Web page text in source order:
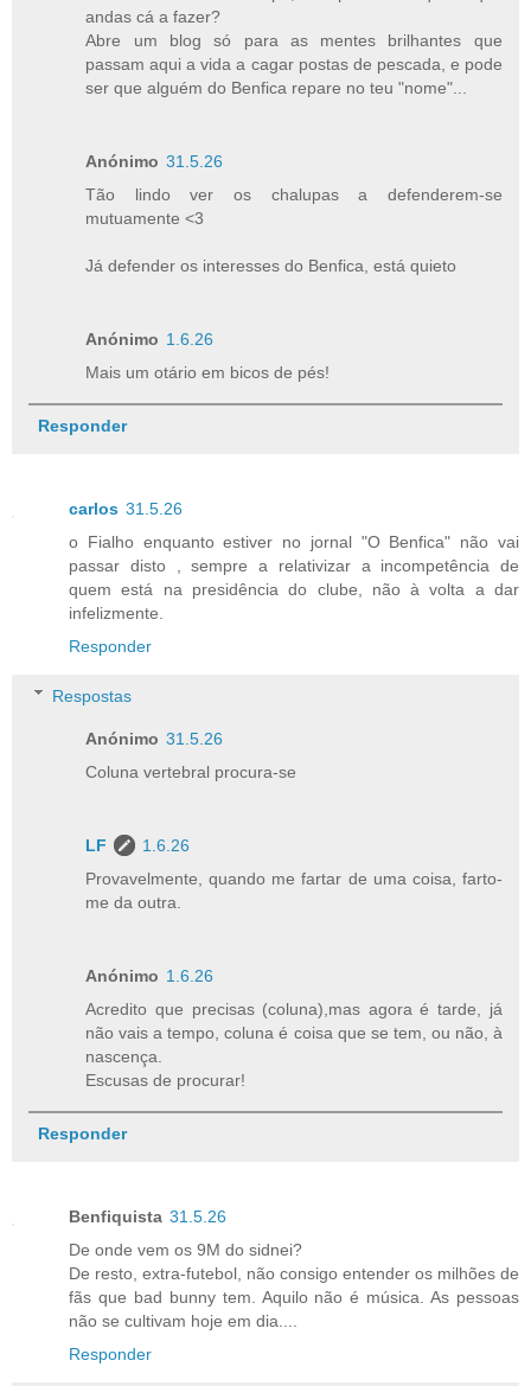
andas cá a fazer?
Abre um blog só para as mentes brilhantes que
passam aqui a vida a cagar postas de pescada, e pode
ser que alguém do Benfica repare no teu "nome"...
Anónimo 31.5.26
Tão lindo ver os chalupas a defenderem-se
mutuamente <3
Já defender os interesses do Benfica, está quieto
Anónimo 1.6.26
Mais um otário em bicos de pés!
Responder
carlos 31.5.26
o Fialho enquanto estiver no jornal "O Benfica" não vai
passar disto , sempre a relativizar a incompetência de
quem está na presidência do clube, não à volta a dar
infelizmente.
Responder
Respostas
Anónimo 31.5.26
Coluna vertebral procura-se
LF
1.6.26
Provavelmente, quando me fartar de uma coisa, farto-
me da outra.
Anónimo 1.6.26
Acredito que precisas (coluna),mas agora é tarde, já
não vais a tempo, coluna é coisa que se tem, ou não, à
nascença.
Escusas de procurar!
Responder
Benfiquista 31.5.26
De onde vem os 9M do sidnei?
De resto, extra-futebol, não consigo entender os milhões de
fãs que bad bunny tem. Aquilo não é música. As pessoas
não se cultivam hoje em dia....
Responder